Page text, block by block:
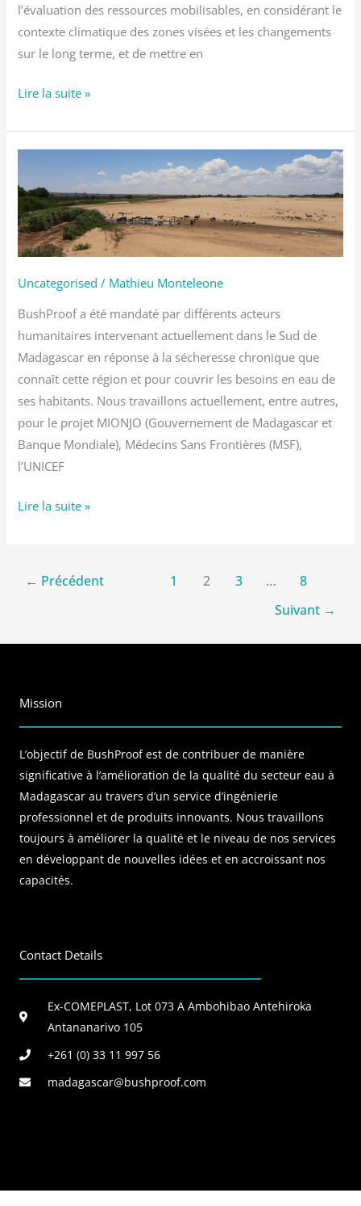
l’évaluation des ressources mobilisables, en considérant le
contexte climatique des zones visées et les changements
sur le long terme, et de mettre en
Lire la suite »
Uncategorised / Mathieu Monteleone
BushProof a été mandaté par différents acteurs
humanitaires intervenant actuellement dans le Sud de
Madagascar en réponse à la sécheresse chronique que
connaît cette région et pour couvrir les besoins en eau de
ses habitants. Nous travaillons actuellement, entre autres,
pour le projet MIONJO (Gouvernement de Madagascar et
Banque Mondiale), Médecins Sans Frontières (MSF),
l’UNICEF
de
forage
et
captage
eaux
souterraines
–
réponse
sécheresse
Sud
de
Madagascar
Lire la suite »
← Précédent 1 2 3 …
8
Suivant →
Mission
L’objectif de BushProof est de contribuer de manière
significative à l’amélioration de la qualité du secteur eau à
Madagascar au travers d’un service d’ingénierie
professionnel et de produits innovants. Nous travaillons
toujours à améliorer la qualité et le niveau de nos services
en développant de nouvelles idées et en accroissant nos
capacités.
Contact Details
Ex-COMEPLAST, Lot 073 A Ambohibao Antehiroka
Antananarivo 105
+261 (0) 33 11 997 56
madagascar@bushproof.com